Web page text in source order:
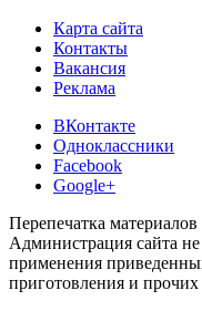
Карта сайта
Контакты
Вакансия
Реклама
ВКонтакте
Одноклассники
Facebook
Google+
Перепечатка
Администрация сайта не
применения
приготовления и